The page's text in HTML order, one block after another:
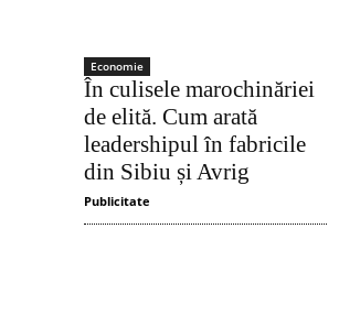
Economie
În culisele marochinăriei
de elită. Cum arată
leadershipul în fabricile
din Sibiu și Avrig
Publicitate